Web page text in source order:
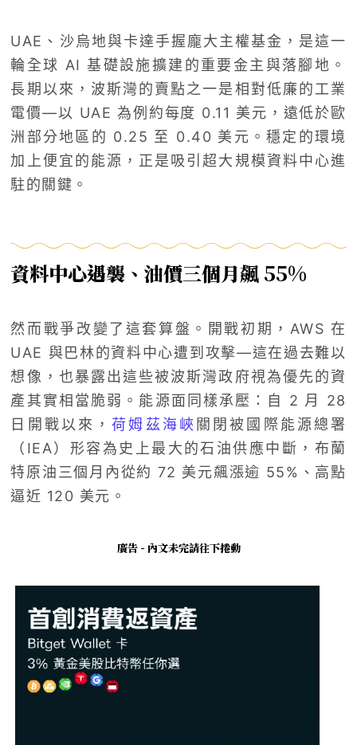
UAE、沙烏地與卡達手握龐大主權基金，是這一
輪全球 AI 基礎設施擴建的重要金主與落腳地。
長期以來，波斯灣的賣點之一是相對低廉的工業
電價—以 UAE 為例約每度 0.11 美元，遠低於歐
洲部分地區的 0.25 至 0.40 美元。穩定的環境
加上便宜的能源，正是吸引超大規模資料中心進
駐的關鍵。
資料中心遇襲、油價三個月飆 55%
然而戰爭改變了這套算盤。開戰初期，AWS 在
UAE 與巴林的資料中心遭到攻擊—這在過去難以
想像，也暴露出這些被波斯灣政府視為優先的資
產其實相當脆弱。能源面同樣承壓：自 2 月 28
日開戰以來，荷姆茲海峽 關閉被國際能源總署
（IEA）形容為史上最大的石油供應中斷，布蘭
特原油三個月內從約 72 美元飆漲逾 55%、高點
逼近 120 美元。
廣告 - 內文未完請往下捲動